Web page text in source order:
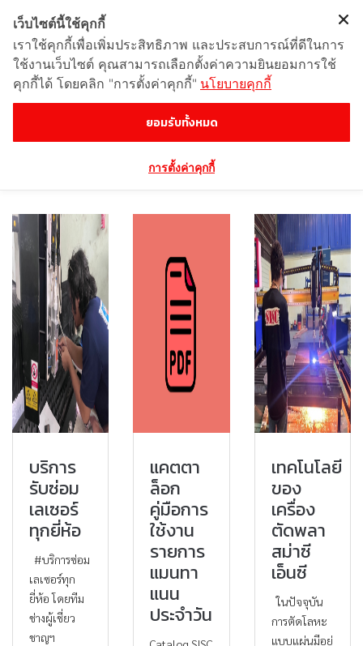
บทความ
บริการ
รับซ่อม
เลเซอร์
ทุกยี่ห้อ
#บริการซ่อม
เลเซอร์ทุก
ยี่ห้อ โดยทีม
ช่างผู้เชี่ยว
ชาญฯ
แคตตา
ล็อก
คู่มือการ
ใช้งาน
รายการ
แมนทา
แนน
ประจำวัน
เทคโนโลยี
ของ
เครื่อง
ตัดพลา
สม่าซี
เอ็นซี
ในปัจจุบัน
การตัดโลหะ
แบบแผ่นมีอยู่
เว็บไซต์นี้ใช้คุกกี้
เราใช้คุกกี้เพื่อเพิ่มประสิทธิภาพ และประสบการณ์ที่ดีในการ
ใช้งานเว็บไซต์ คุณสามารถเลือกตั้งค่าความยินยอมการใช้
คุกกี้ได้ โดยคลิก "การตั้งค่าคุกกี้" นโยบายคุกกี้
ยอมรับทั้งหมด
การตั้งค่าคุกกี้